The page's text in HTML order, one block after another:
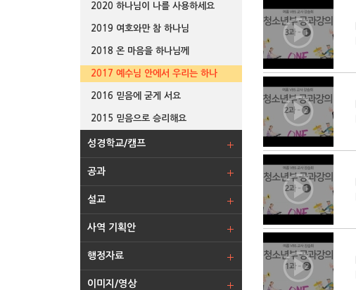
2020 하나님이 나를 사용하세요
2019 여호와만 참 하나님
2018 온 마음을 하나님께
2017 예수님 안에서 우리는 하나
2016 믿음에 굳게 서요
2015 믿음으로 승리해요
성경학교/캠프
공과
설교
사역 기획안
행정자료
이미지/영상